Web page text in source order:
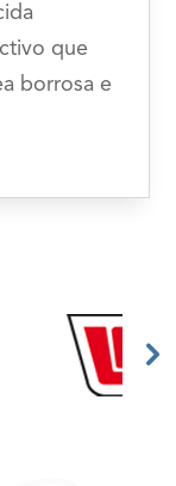
que
borrosa e